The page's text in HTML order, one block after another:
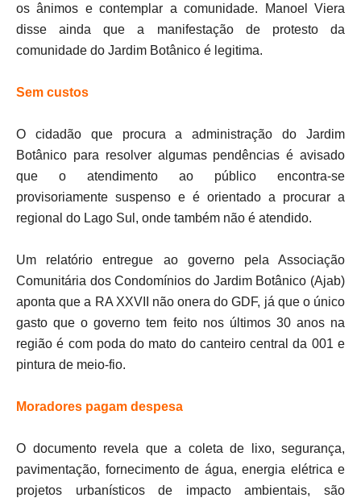
os ânimos e contemplar a comunidade. Manoel Viera
disse ainda que a manifestação de protesto da
comunidade do Jardim Botânico é legitima.
Sem custos
O cidadão que procura a administração do Jardim
Botânico para resolver algumas pendências é avisado
que o atendimento ao público encontra-se
provisoriamente suspenso e é orientado a procurar a
regional do Lago Sul, onde também não é atendido.
Um relatório entregue ao governo pela Associação
Comunitária dos Condomínios do Jardim Botânico (Ajab)
aponta que a RA XXVII não onera do GDF, já que o único
gasto que o governo tem feito nos últimos 30 anos na
região é com poda do mato do canteiro central da 001 e
pintura de meio-fio.
Moradores pagam despesa
O documento revela que a coleta de lixo, segurança,
pavimentação, fornecimento de água, energia elétrica e
projetos urbanísticos de impacto ambientais, são